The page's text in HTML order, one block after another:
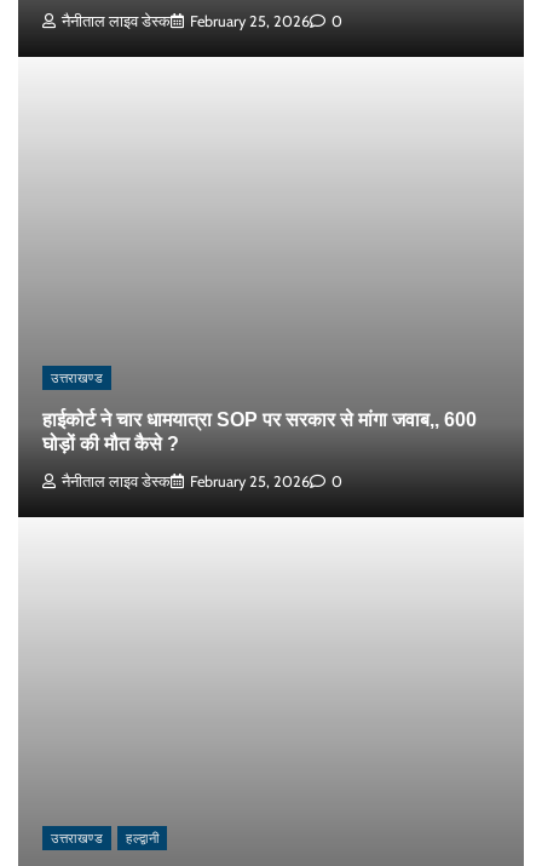
नैनीताल लाइव डेस्क February 25, 2026 0
उत्तराखण्ड
हाईकोर्ट ने चार धामयात्रा SOP पर सरकार से मांगा जवाब,, 600
घोड़ों की मौत कैसे ?
नैनीताल लाइव डेस्क February 25, 2026 0
उत्तराखण्ड हल्द्वानी